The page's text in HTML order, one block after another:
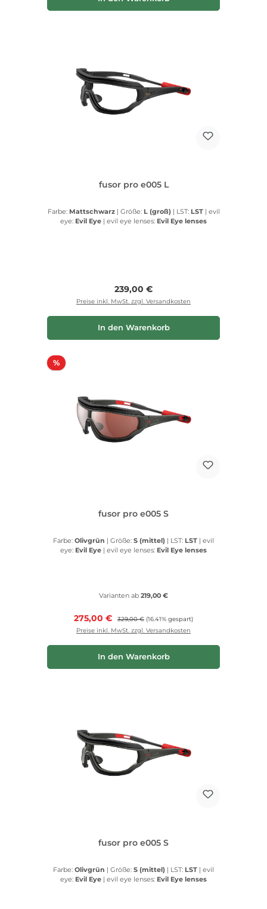
fusor pro e005 L
Farbe: Mattschwarz | Größe: L (groß) | LST: LST |
eye: Evil Eye | evil eye lenses: Evil Eye lenses
Regulärer Preis:
239,00 €
Preise inkl. MwSt. zzgl. Versandkosten
In den Warenkorb
%Rabatt
fusor pro e005 S
Farbe: Olivgrün | Größe: S (mittel) | LST: LST |
eye: Evil Eye | evil eye lenses: Evil Eye lenses
Varianten ab 219,00 €
Verkaufspreis:
275,00 € Regulärer Preis:
329,00 € (16.41% gespart)
Preise inkl. MwSt. zzgl. Versandkosten
In den Warenkorb
fusor pro e005 S
Farbe: Olivgrün | Größe: S (mittel) | LST: LST |
eye: Evil Eye | evil eye lenses: Evil Eye lenses